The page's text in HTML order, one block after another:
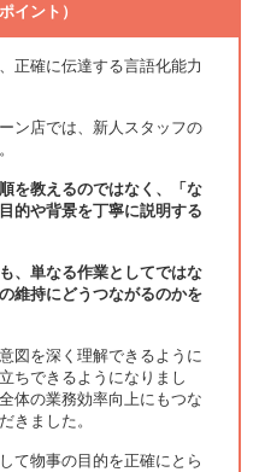
イント）
正確に伝達する言語化能力
ン店では、新人スタッフの
を教えるのではなく、「な
的や背景を丁寧に説明する
、単なる作業としてではな
維持にどうつながるのかを
図を深く理解できるように
ちできるようになりまし
体の業務効率向上にもつな
きました。
て物事の目的を正確にとら